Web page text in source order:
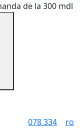
de la 300 mdl
078 334
ro